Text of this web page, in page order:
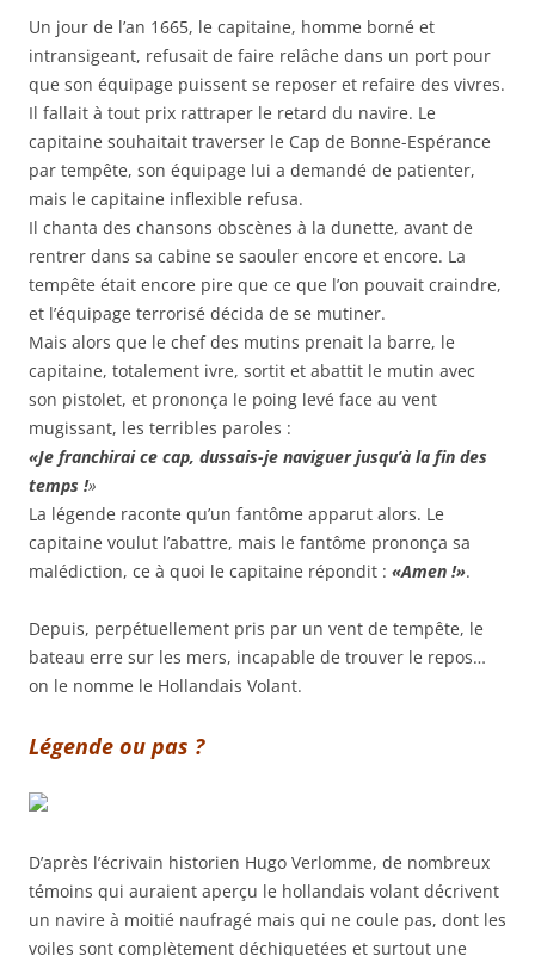
Un jour de l’an 1665, le capitaine, homme borné et
intransigeant, refusait de faire relâche dans un port pour
que son équipage puissent se reposer et refaire des vivres.
Il fallait à tout prix rattraper le retard du navire. Le
capitaine souhaitait traverser le Cap de Bonne-Espérance
par tempête, son équipage lui a demandé de patienter,
mais le capitaine inflexible refusa.
Il chanta des chansons obscènes à la dunette, avant de
rentrer dans sa cabine se saouler encore et encore. La
tempête était encore pire que ce que l’on pouvait craindre,
et l’équipage terrorisé décida de se mutiner.
Mais alors que le chef des mutins prenait la barre, le
capitaine, totalement ivre, sortit et abattit le mutin avec
son pistolet, et prononça le poing levé face au vent
mugissant, les terribles paroles :
«Je franchirai ce cap, dussais-je naviguer jusqu’à la fin des
temps !»
La légende raconte qu’un fantôme apparut alors. Le
capitaine voulut l’abattre, mais le fantôme prononça sa
malédiction, ce à quoi le capitaine répondit : «Amen !».
Depuis, perpétuellement pris par un vent de tempête, le
bateau erre sur les mers, incapable de trouver le repos…
on le nomme le Hollandais Volant.
Légende ou pas ?
D’après l’écrivain historien Hugo Verlomme, de nombreux
témoins qui auraient aperçu le hollandais volant décrivent
un navire à moitié naufragé mais qui ne coule pas, dont les
voiles sont complètement déchiquetées et surtout une